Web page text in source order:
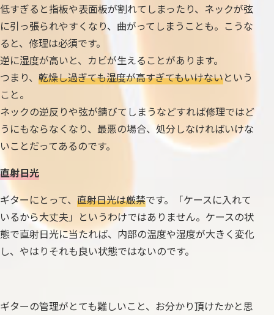
低すぎると指板や表面板が割れてしまったり、ネックが弦
に引っ張られやすくなり、曲がってしまうことも。こうな
ると、修理は必須です。
逆に湿度が高いと、カビが生えることがあります。
つまり、 乾燥し過ぎても湿度が高すぎてもいけないという
こと。
ネックの逆反りや弦が錆びてしまうなどすれば修理ではど
うにもならなくなり、最悪の場合、処分しなければいけな
いことだってあるのです。
直射日光
ギターにとって、 直射日光は厳禁です。「ケースに入れて
いるから大丈夫」というわけではありません。ケースの状
態で直射日光に当たれば、内部の温度や湿度が大きく変化
し、やはりそれも良い状態ではないのです。
ギターの管理がとても難しいこと、お分かり頂けたかと思